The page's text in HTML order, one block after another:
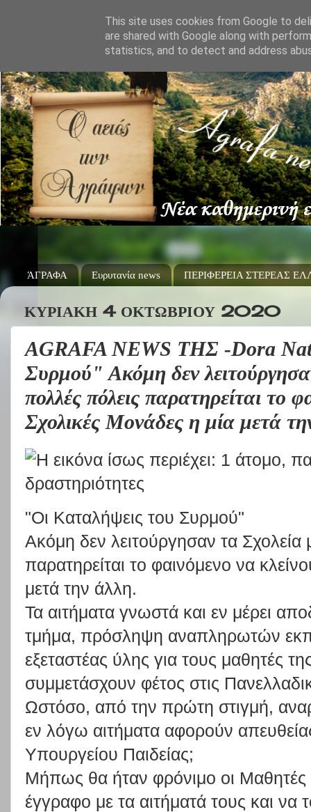
ΆΓΡΑΦΑ Ευρυτανία news ΠΕΡΙΦΕΡΕΙΑ ΣΤΕΡΕΑΣ
ΚΥΡΙΑΚΉ 4 ΟΚΤΩΒΡΊΟΥ 2020
AGRAFA NEWS ΤΗΣ -Dora
Συρμού" Ακόμη δεν
πολλές πόλεις παρατηρείται το
Σχολικές Μονάδες η μία μετά
"Οι Καταλήψεις του Συρμού"
Ακόμη δεν λειτούργησαν τα Σχολεία
παρατηρείται το φαινόμενο να
μετά την άλλη.
Τα αιτήματα γνωστά και εν μέρει
τμήμα, πρόσληψη αναπληρωτών
εξεταστέας ύλης για τους μαθητές
συμμετάσχουν φέτος στις
Ωστόσο, από την πρώτη στιγμή,
εν λόγω αιτήματα αφορούν
Υπουργείου Παιδείας;
Μήπως θα ήταν φρόνιμο οι Μαθητές
έγγραφο με τα αιτήματά τους και
This site uses cookies from Google to
are shared with Google along with
statistics, and to detect and address